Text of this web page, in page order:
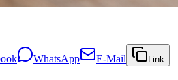
WhatsApp E-Mail Link